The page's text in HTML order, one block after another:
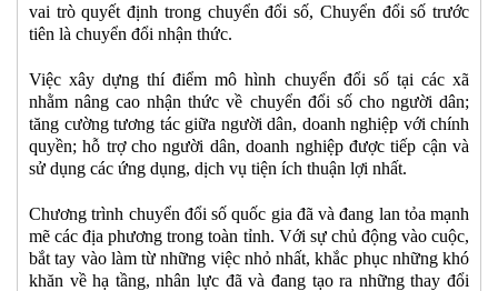
vai trò quyết định trong chuyển đổi số, Chuyển đổi số trước
tiên là chuyển đổi nhận thức.
Việc xây dựng thí điểm mô hình chuyển đổi số tại các xã
nhằm nâng cao nhận thức về chuyển đổi số cho người dân;
tăng cường tương tác giữa người dân, doanh nghiệp với chính
quyền; hỗ trợ cho người dân, doanh nghiệp được tiếp cận và
sử dụng các ứng dụng, dịch vụ tiện ích thuận lợi nhất.
Chương trình chuyển đổi số quốc gia đã và đang lan tỏa mạnh
mẽ các địa phương trong toàn tỉnh. Với sự chủ động vào cuộc,
bắt tay vào làm từ những việc nhỏ nhất, khắc phục những khó
khăn về hạ tầng, nhân lực đã và đang tạo ra những thay đổi